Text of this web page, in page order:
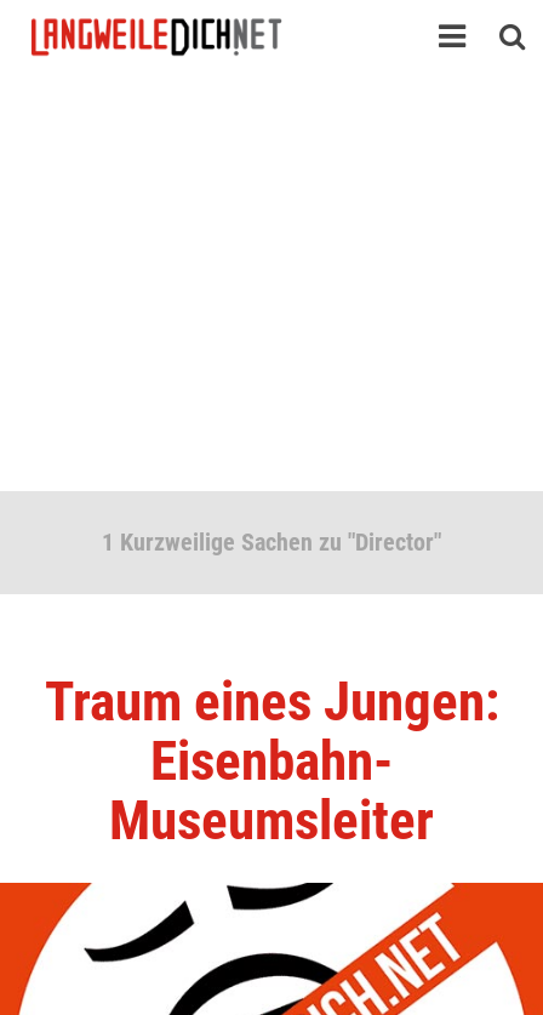
1 Kurzweilige Sachen zu "Director"
Traum eines Jungen:
Eisenbahn-
Museumsleiter